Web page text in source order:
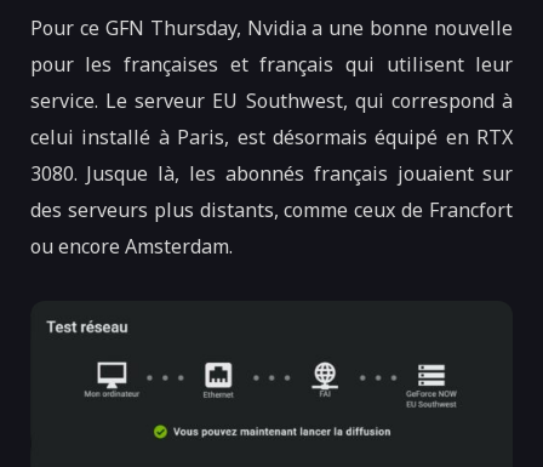
Pour ce GFN Thursday, Nvidia a une bonne nouvelle
pour les françaises et français qui utilisent leur
service. Le serveur EU Southwest, qui correspond à
celui installé à Paris, est désormais équipé en RTX
3080. Jusque là, les abonnés français jouaient sur
des serveurs plus distants, comme ceux de Francfort
ou encore Amsterdam.